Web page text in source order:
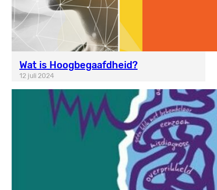
Wat is Hoogbegaafdheid?
12 juli 2024